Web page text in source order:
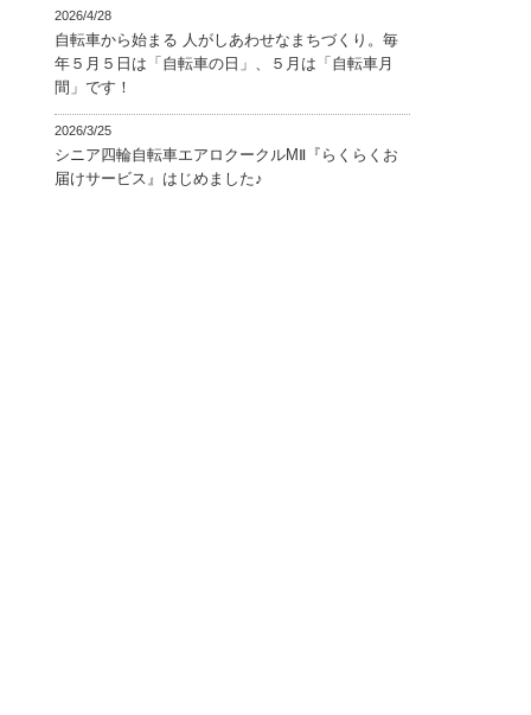
2026/4/28
自転車から始まる 人がしあわせなまちづくり。毎
年５月５日は「自転車の日」、５月は「自転車月
間」です！
2026/3/25
シニア四輪自転車エアロクークルMⅡ『らくらくお
届けサービス』はじめました♪